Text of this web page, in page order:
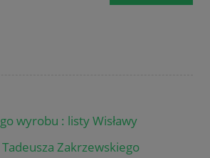
wyrobu : listy Wisławy
Zakrzewskiego